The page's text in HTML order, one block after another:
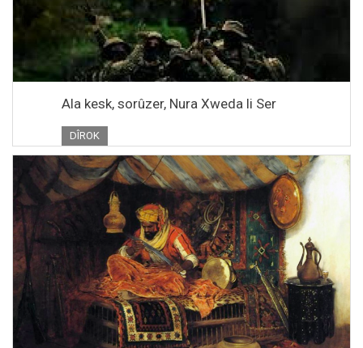
Ala kesk, sorûzer, Nura Xweda li Ser
DÎROK